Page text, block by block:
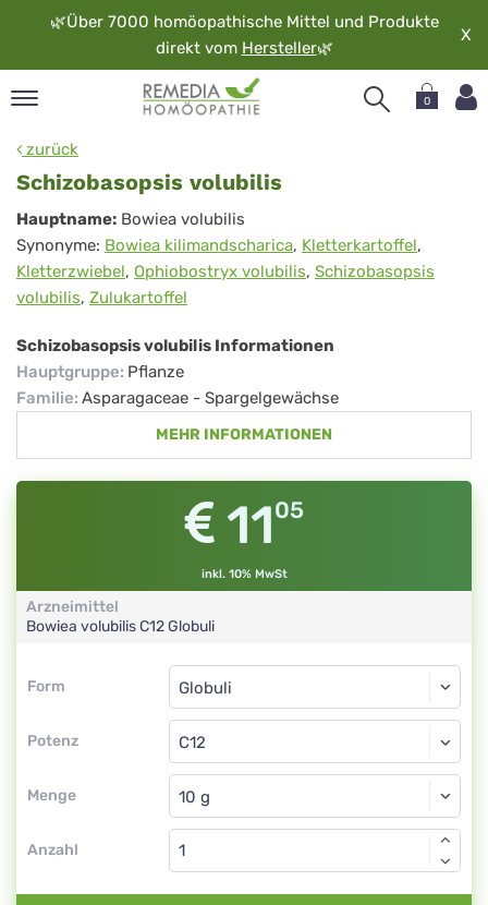
🌿Über 7000 homöopathische Mittel und Produkte
direkt vom Hersteller🌿
X
0
zurück
Schizobasopsis volubilis
Schizobasopsis
volubilis
Hauptname: Bowiea volubilis
Synonyme: Bowiea kilimandscharica, Kletterkartoffel,
Kletterzwiebel, Ophiobostryx volubilis, Schizobasopsis
volubilis, Zulukartoffel
Schizobasopsis volubilis Informationen
Hauptgruppe: Pflanze
Familie: Asparagaceae - Spargelgewächse
MEHR INFORMATIONEN
1105
inkl. 10% MwSt
Arzneimittel
Bowiea volubilisC12Globuli
Form
Form
Potenz
Globuli
C12
Menge
Globuli
Anzahl